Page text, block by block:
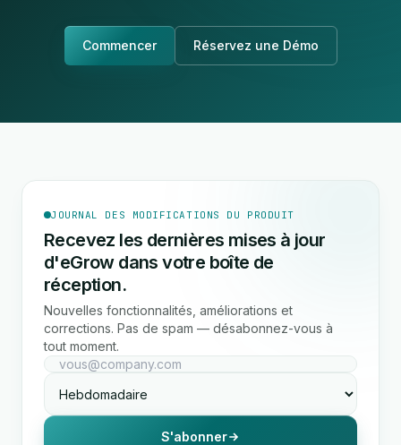
Commencer Réservez une Démo
JOURNAL DES MODIFICATIONS DU PRODUIT
Recevez les dernières mises à jour
d'eGrow dans votre boîte de
réception.
Nouvelles fonctionnalités, améliorations et
corrections. Pas de spam — désabonnez-vous à
tout moment.
S'abonner